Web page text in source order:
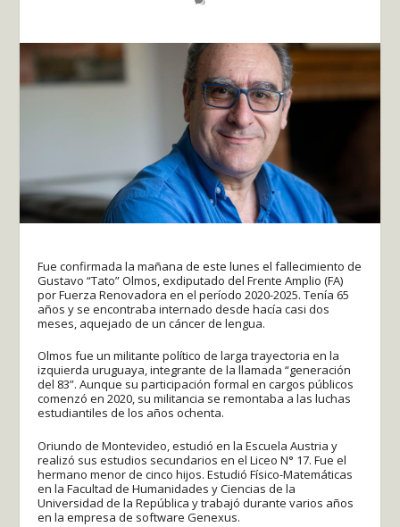
Fue confirmada la mañana de este lunes el fallecimiento de
Gustavo “Tato” Olmos, exdiputado del Frente Amplio (FA)
por Fuerza Renovadora en el período 2020-2025. Tenía 65
años y se encontraba internado desde hacía casi dos
meses, aquejado de un cáncer de lengua.
Olmos fue un militante político de larga trayectoria en la
izquierda uruguaya, integrante de la llamada “generación
del 83”. Aunque su participación formal en cargos públicos
comenzó en 2020, su militancia se remontaba a las luchas
estudiantiles de los años ochenta.
Oriundo de Montevideo, estudió en la Escuela Austria y
realizó sus estudios secundarios en el Liceo N° 17. Fue el
hermano menor de cinco hijos. Estudió Físico-Matemáticas
en la Facultad de Humanidades y Ciencias de la
Universidad de la República y trabajó durante varios años
en la empresa de software Genexus.